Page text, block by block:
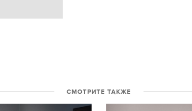
СМОТРИТЕ ТАКЖЕ